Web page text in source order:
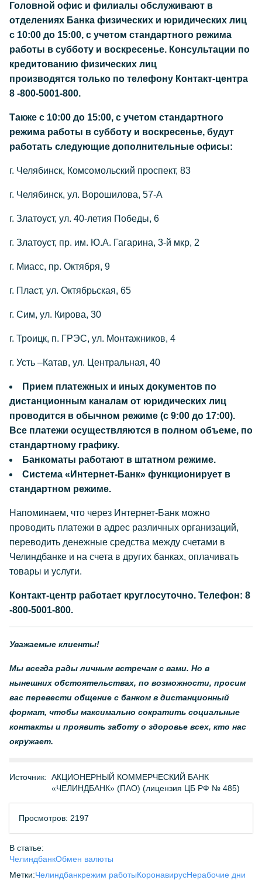
Головной офис и филиалы обслуживают в
отделениях Банка физических и юридических лиц
с 10:00 до 15:00, с учетом стандартного режима
работы в субботу и воскресенье. Консультации по
кредитованию физических лиц
производятся только по телефону Контакт-центра
8 -800-5001-800.
Также с 10:00 до 15:00, с учетом стандартного
режима работы в субботу и воскресенье, будут
работать следующие дополнительные офисы:
г. Челябинск, Комсомольский проспект, 83
г. Челябинск, ул. Ворошилова, 57-А
г. Златоуст, ул. 40-летия Победы, 6
г. Златоуст, пр. им. Ю.А. Гагарина, 3-й мкр, 2
г. Миасс, пр. Октября, 9
г. Пласт, ул. Октябрьская, 65
г. Сим, ул. Кирова, 30
г. Троицк, п. ГРЭС, ул. Монтажников, 4
г. Усть –Катав, ул. Центральная, 40
Прием платежных и иных документов по
дистанционным каналам от юридических лиц
проводится в обычном режиме (c 9:00 до 17:00).
Все платежи осуществляются в полном объеме, по
стандартному графику.
Банкоматы работают в штатном режиме.
Система «Интернет-Банк» функционирует в
стандартном режиме.
Напоминаем, что через Интернет-Банк можно
проводить платежи в адрес различных организаций,
переводить денежные средства между счетами в
Челиндбанке и на счета в других банках, оплачивать
товары и услуги.
Контакт-центр работает круглосуточно. Телефон: 8
-800-5001-800.
Уважаемые клиенты!
Мы всегда рады личным встречам с вами. Но в
нынешних обстоятельствах, по возможности, просим
вас перевести общение с банком в дистанционный
формат, чтобы максимально сократить социальные
контакты и проявить заботу о здоровье всех, кто нас
окружает.
Источник: АКЦИОНЕРНЫЙ КОММЕРЧЕСКИЙ БАНК
«ЧЕЛИНДБАНК» (ПАО) (лицензия ЦБ РФ № 485)
Просмотров: 2197
В статье:
ЧелиндбанкОбмен валюты
Метки:Челиндбанкрежим работыКоронавирусНерабочие дни